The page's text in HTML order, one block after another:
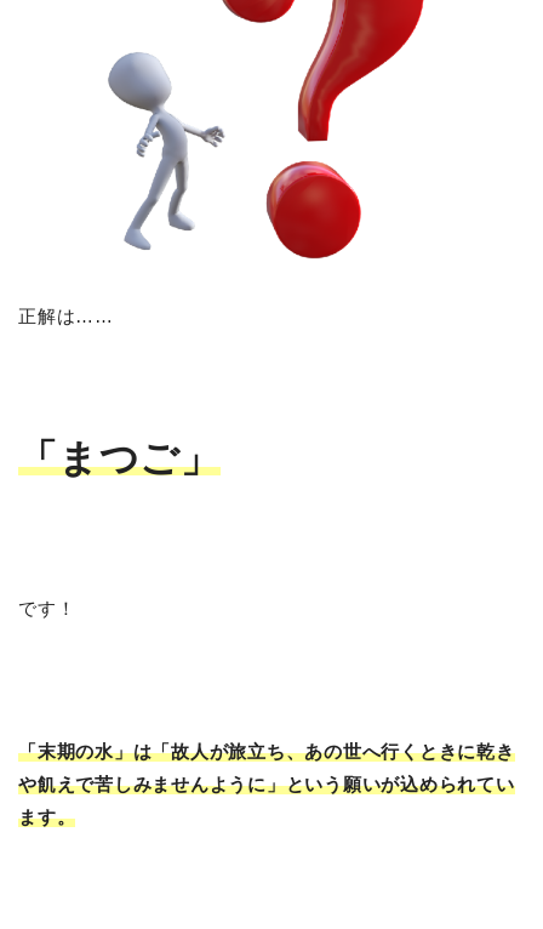
正解は……
「まつご」
です！
「末期の水」は「故人が旅立ち、あの世へ行くときに乾き
や飢えで苦しみませんように」という願いが込められてい
ます。